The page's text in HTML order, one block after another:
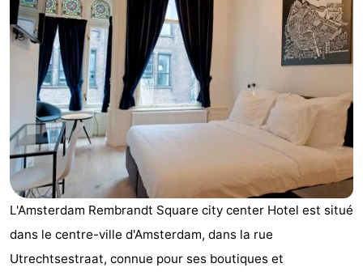
les
enfants
Jeunes
adultes
Gratuitement
Passer
nuit
Appartements
Campings
Chambre
d'hôtes
Chaumières
-
L'Amsterdam Rembrandt Square city center Hotel est situé
dans le centre-ville d'Amsterdam, dans la rue
Utrechtsestraat, connue pour ses boutiques et